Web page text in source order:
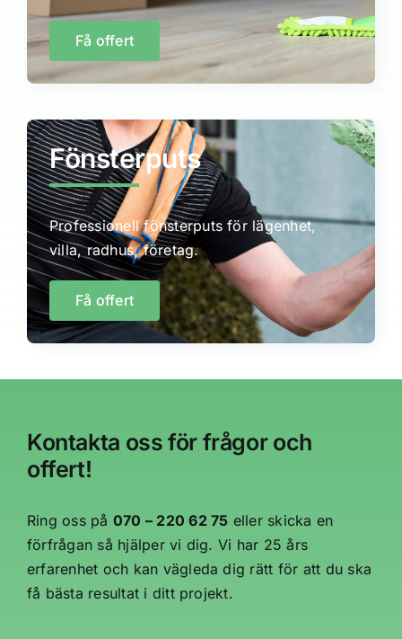
Få offert
Fönsterputs
Professionell fönsterputs för lägenhet,
villa, radhus, företag.
Få offert
Kontakta oss för frågor och
offert!
Ring oss på 070 – 220 62 75 eller skicka en
förfrågan så hjälper vi dig. Vi har 25 års
erfarenhet och kan vägleda dig rätt för att du ska
få bästa resultat i ditt projekt.